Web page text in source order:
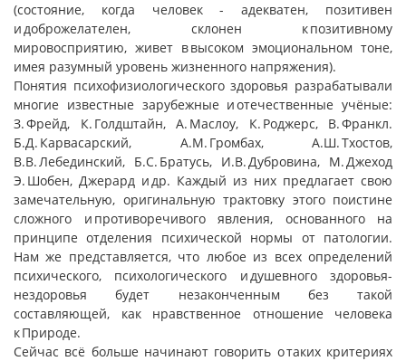
(состояние, когда человек - адекватен, позитивен
и доброжелателен, склонен к позитивному
мировосприятию, живет в высоком эмоциональном тоне,
имея разумный уровень жизненного напряжения).
Понятия психофизиологического здоровья разрабатывали
многие известные зарубежные и отечественные учёные:
З. Фрейд, К. Голдштайн, А. Маслоу, К. Роджерс, В. Франкл.
Б.Д. Карвасарский, А.М. Громбах, А.Ш. Тхостов,
В.В. Лебединский, Б.С. Братусь, И.В. Дубровина, М. Джеход
Э. Шобен, Джерард и др. Каждый из них предлагает свою
замечательную, оригинальную трактовку этого поистине
сложного и противоречивого явления, основанного на
принципе отделения психической нормы от патологии.
Нам же представляется, что любое из всех определений
психического, психологического и душевного здоровья-
нездоровья будет незаконченным без такой
составляющей, как нравственное отношение человека
к Природе.
Сейчас всё больше начинают говорить о таких критериях